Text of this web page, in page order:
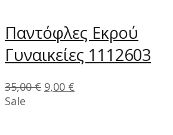
Παντόφλες Εκρού
Γυναικείες 1112603
35,00€ 9,00 €
Sale